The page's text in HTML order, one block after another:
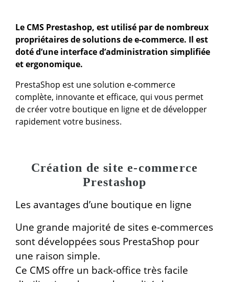
Le CMS Prestashop, est utilisé par de nombreux
propriétaires de solutions de e-commerce. Il est
doté d’une interface d’administration simplifiée
et ergonomique.
PrestaShop est une solution e-commerce
complète, innovante et efficace, qui vous permet
de créer votre boutique en ligne et de développer
rapidement votre business.
Création de site e-commerce
Prestashop
Les avantages d’une boutique en ligne
Une grande majorité de sites e-commerces
sont développées sous PrestaShop pour
une raison simple.
Ce CMS offre un back-office très facile